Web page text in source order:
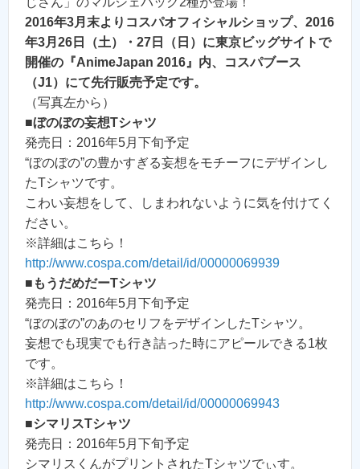
2016年3月末よりコスパオフィシャルショップ、2016
年3月26日（土）・27日（日）に東京ビッグサイトで
開催の『AnimeJapan 2016』内、コスパブース
（J1）にて先行販売予定です。
（写真左から）
■ぼのぼの妄想Tシャツ
発売日：2016年5月下旬予定
“ぼのぼの”の豊かすぎる妄想をモチーフにデザインし
たTシャツです。
こわい妄想をして、しまわれないように気を付けてく
ださい。
※詳細はこちら！
http://www.cospa.com/detail/id/00000069939
■ もうだめだーTシャツ
発売日：2016年5月下旬予定
“ぼのぼの”のあのセリフをデザインしたTシャツ。
妄想でも現実でも行き詰った時にアピールできる1枚
です。
※詳細はこちら！
http://www.cospa.com/detail/id/00000069943
■シマリスTシャツ
発売日：2016年5月下旬予定
シマリスくんがプリントされたTシャツでぃす。